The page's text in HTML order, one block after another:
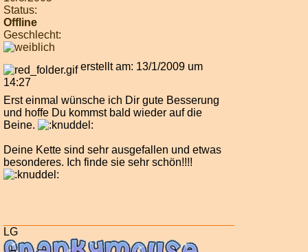
Status:
Offline
Geschlecht:
erstellt am: 13/1/2009 um
14:27
Erst einmal wünsche ich Dir gute Besserung
und hoffe Du kommst bald wieder auf die
Beine.
Deine Kette sind sehr ausgefallen und etwas
besonderes. Ich finde sie sehr schön!!!!
LG